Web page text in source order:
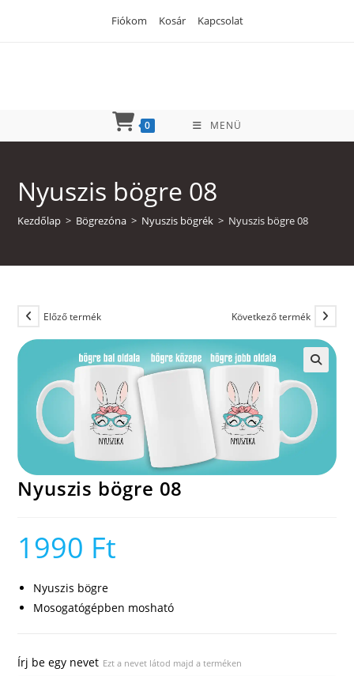
Fiókom Kosár Kapcsolat
0 MENÜ
Nyuszis bögre 08
Kezdőlap > Bögrezóna > Nyuszis bögrék > Nyuszis bögre 08
Előző termék Következő termék
Nyuszis bögre 08
1990 Ft
Nyuszis bögre
Mosogatógépben mosható
Írj be egy nevet Ezt a nevet látod majd a terméken